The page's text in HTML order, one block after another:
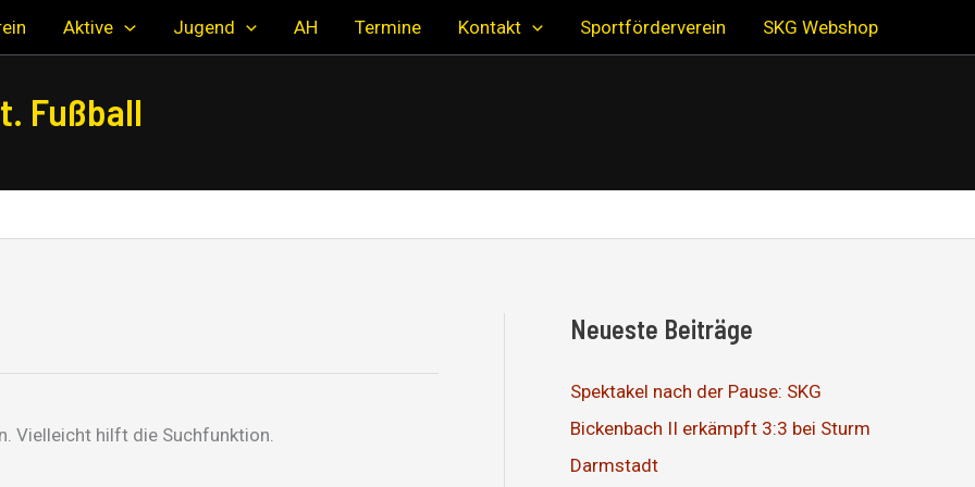
Aktive Jugend AH Termine Kontakt Sportförderverein SKG Webshop
Fußball
Vielleicht hilft die Suchfunktion.
Neueste Beiträge
Spektakel nach der Pause: SKG
Bickenbach II erkämpft 3:3 bei Sturm
Darmstadt